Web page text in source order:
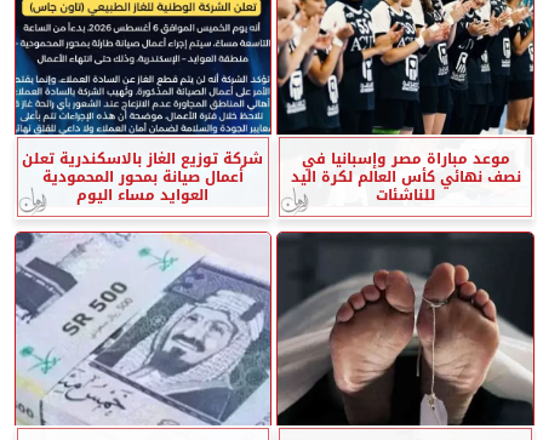
موعد مباراة مصر وإسبانيا في
نصف نهائي كأس العالم لكرة اليد
للناشئات
شركة توزيع الغاز بالاسكندرية تعلن
أعمال صيانة بمحور المحمودية
العوايد مساء اليوم